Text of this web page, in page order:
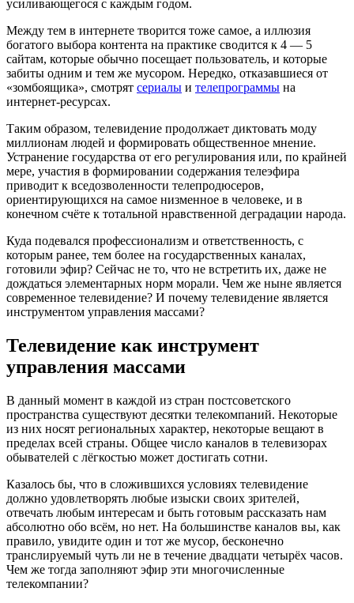
усиливающегося с каждым годом.
Между тем в интернете творится тоже самое, а иллюзия
богатого выбора контента на практике сводится к 4 — 5
сайтам, которые обычно посещает пользователь, и которые
забиты одним и тем же мусором. Нередко, отказавшиеся от
«зомбоящика», смотрят сериалы и телепрограммы на
интернет-ресурсах.
Таким образом, телевидение продолжает диктовать моду
миллионам людей и формировать общественное мнение.
Устранение государства от его регулирования или, по крайней
мере, участия в формировании содержания телеэфира
приводит к вседозволенности телепродюсеров,
ориентирующихся на самое низменное в человеке, и в
конечном счёте к тотальной нравственной деградации народа.
Куда подевался профессионализм и ответственность, с
которым ранее, тем более на государственных каналах,
готовили эфир? Сейчас не то, что не встретить их, даже не
дождаться элементарных норм морали. Чем же ныне является
современное телевидение? И почему телевидение является
инструментом управления массами?
Телевидение как инструмент
управления массами
В данный момент в каждой из стран постсоветского
пространства существуют десятки телекомпаний. Некоторые
из них носят региональных характер, некоторые вещают в
пределах всей страны. Общее число каналов в телевизорах
обывателей с лёгкостью может достигать сотни.
Казалось бы, что в сложившихся условиях телевидение
должно удовлетворять любые изыски своих зрителей,
отвечать любым интересам и быть готовым рассказать нам
абсолютно обо всём, но нет. На большинстве каналов вы, как
правило, увидите один и тот же мусор, бесконечно
транслируемый чуть ли не в течение двадцати четырёх часов.
Чем же тогда заполняют эфир эти многочисленные
телекомпании?